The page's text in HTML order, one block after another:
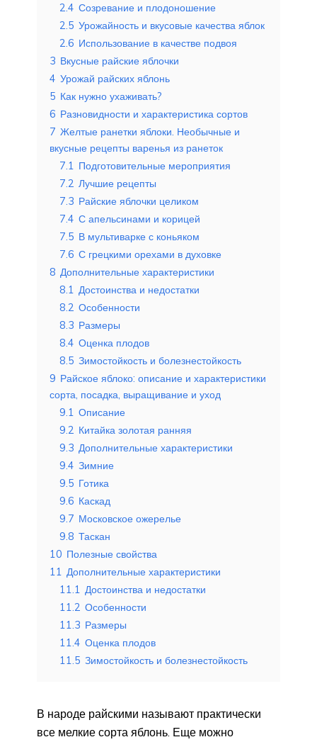
2.4 Созревание и плодоношение
2.5 Урожайность и вкусовые качества яблок
2.6 Использование в качестве подвоя
3 Вкусные райские яблочки
4 Урожай райских яблонь
5 Как нужно ухаживать?
6 Разновидности и характеристика сортов
7 Желтые ранетки яблоки. Необычные и
вкусные рецепты варенья из ранеток
7.1 Подготовительные мероприятия
7.2 Лучшие рецепты
7.3 Райские яблочки целиком
7.4 С апельсинами и корицей
7.5 В мультиварке с коньяком
7.6 С грецкими орехами в духовке
8 Дополнительные характеристики
8.1 Достоинства и недостатки
8.2 Особенности
8.3 Размеры
8.4 Оценка плодов
8.5 Зимостойкость и болезнестойкость
9 Райское яблоко: описание и характеристики
сорта, посадка, выращивание и уход
9.1 Описание
9.2 Китайка золотая ранняя
9.3 Дополнительные характеристики
9.4 Зимние
9.5 Готика
9.6 Каскад
9.7 Московское ожерелье
9.8 Таскан
10 Полезные свойства
11 Дополнительные характеристики
11.1 Достоинства и недостатки
11.2 Особенности
11.3 Размеры
11.4 Оценка плодов
11.5 Зимостойкость и болезнестойкость
В народе райскими называют практически
все мелкие сорта яблонь. Еще можно